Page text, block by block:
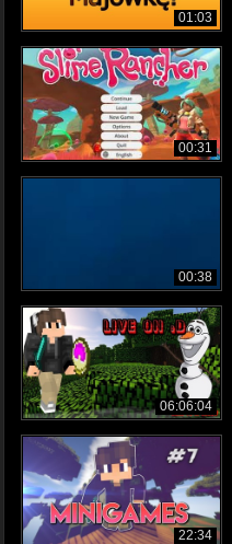
01:03
00:31
00:38
06:06:04
22:34